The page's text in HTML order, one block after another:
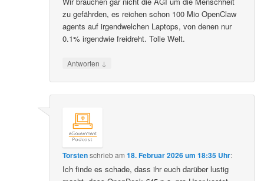
zu gefährden, es reichen schon 100 Mio OpenClaw
agents auf irgendwelchen Laptops, von denen nur
0.1% irgendwie freidreht. Tolle Welt.
Antworten ↓
Torstenschriebam18. Februar 2026 um 18:35 Uhr:
Ich finde es schade, dass ihr euch darüber lustig